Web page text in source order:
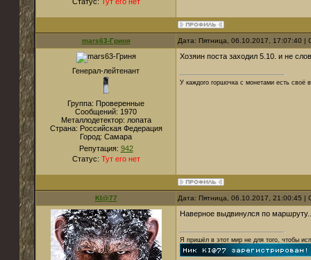
mars63-Гриня Дата: Пятница, 06.10.2017, 17:07:40
Генерал-лейтенант
Группа: Проверенные
Сообщений: 1970
Металлодетектор: лопата
Страна: Российская Федерация
Город: Самара
Репутация: 942
Статус: Тут его нет
Хозяин поста заходил 5.10. и не
У каждого горшочка с монетами есть своё
KI@77 Дата: Пятница, 06.10.2017, 21:00:45
Наверное выдвинулся по
Я пришёл в этот мир не для того, чтобы